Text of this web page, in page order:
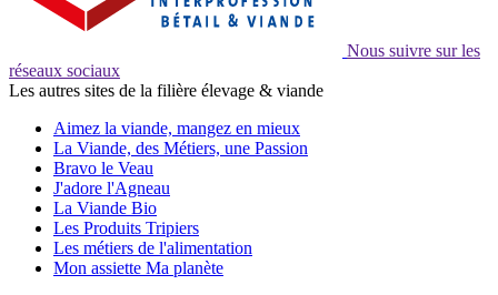
Nous suivre sur les
réseaux sociaux
Les autres sites de la filière élevage & viande
Aimez la viande, mangez en mieux
La Viande, des Métiers, une Passion
Bravo le Veau
J'adore l'Agneau
La Viande Bio
Les Produits Tripiers
Les métiers de l'alimentation
Mon assiette Ma planète